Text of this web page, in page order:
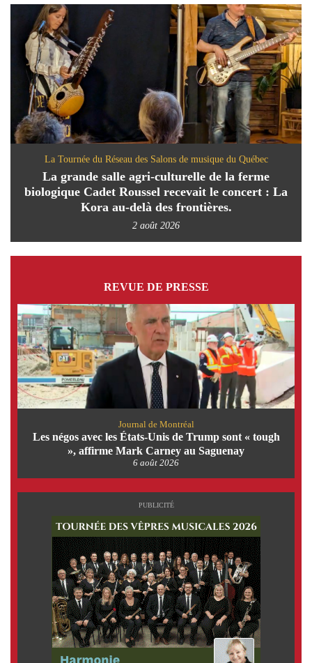
La Tournée du Réseau des Salons de musique du Québec
La grande salle agri-culturelle de la ferme
biologique Cadet Roussel recevait le concert : La
Kora au-delà des frontières.
2 août 2026
REVUE DE PRESSE
Journal de Montréal
Les négos avec les États-Unis de Trump sont « tough
», affirme Mark Carney au Saguenay
6 août 2026
PUBLICITÉ